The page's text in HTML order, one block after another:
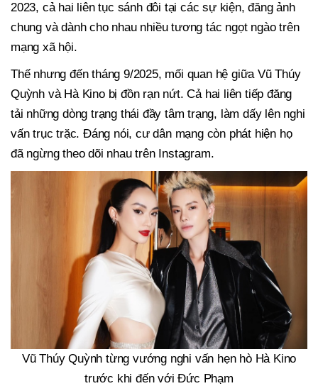
2023, cả hai liên tục sánh đôi tại các sự kiện, đăng ảnh
chung và dành cho nhau nhiều tương tác ngọt ngào trên
mạng xã hội.
Thế nhưng đến tháng 9/2025, mối quan hệ giữa Vũ Thúy
Quỳnh và Hà Kino bị đồn rạn nứt. Cả hai liên tiếp đăng
tải những dòng trạng thái đầy tâm trạng, làm dấy lên nghi
vấn trục trặc. Đáng nói, cư dân mạng còn phát hiện họ
đã ngừng theo dõi nhau trên Instagram.
Vũ Thúy Quỳnh từng vướng nghi vấn hẹn hò Hà Kino
trước khi đến với Đức Phạm